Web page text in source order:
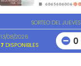
SORTEO DEL JUEVES
13/08/2026
7 DISPONIBLES 0